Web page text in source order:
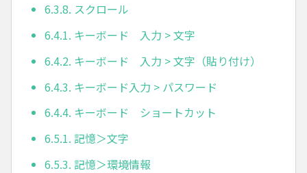
6.3.8. スクロール
6.4.1. キーボード 入力 > 文字
6.4.2. キーボード 入力 > 文字（貼り付け）
6.4.3. キーボード入力 > パスワード
6.4.4. キーボード ショートカット
6.5.1. 記憶＞文字
6.5.3. 記憶＞環境情報